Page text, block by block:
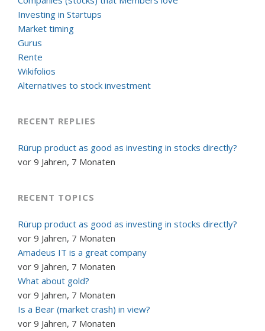
Investing in Startups
Market timing
Gurus
Rente
Wikifolios
Alternatives to stock investment
RECENT REPLIES
Rürup product as good as investing in stocks directly?
vor 9 Jahren, 7 Monaten
RECENT TOPICS
Rürup product as good as investing in stocks directly?
vor 9 Jahren, 7 Monaten
Amadeus IT is a great company
vor 9 Jahren, 7 Monaten
What about gold?
vor 9 Jahren, 7 Monaten
Is a Bear (market crash) in view?
vor 9 Jahren, 7 Monaten